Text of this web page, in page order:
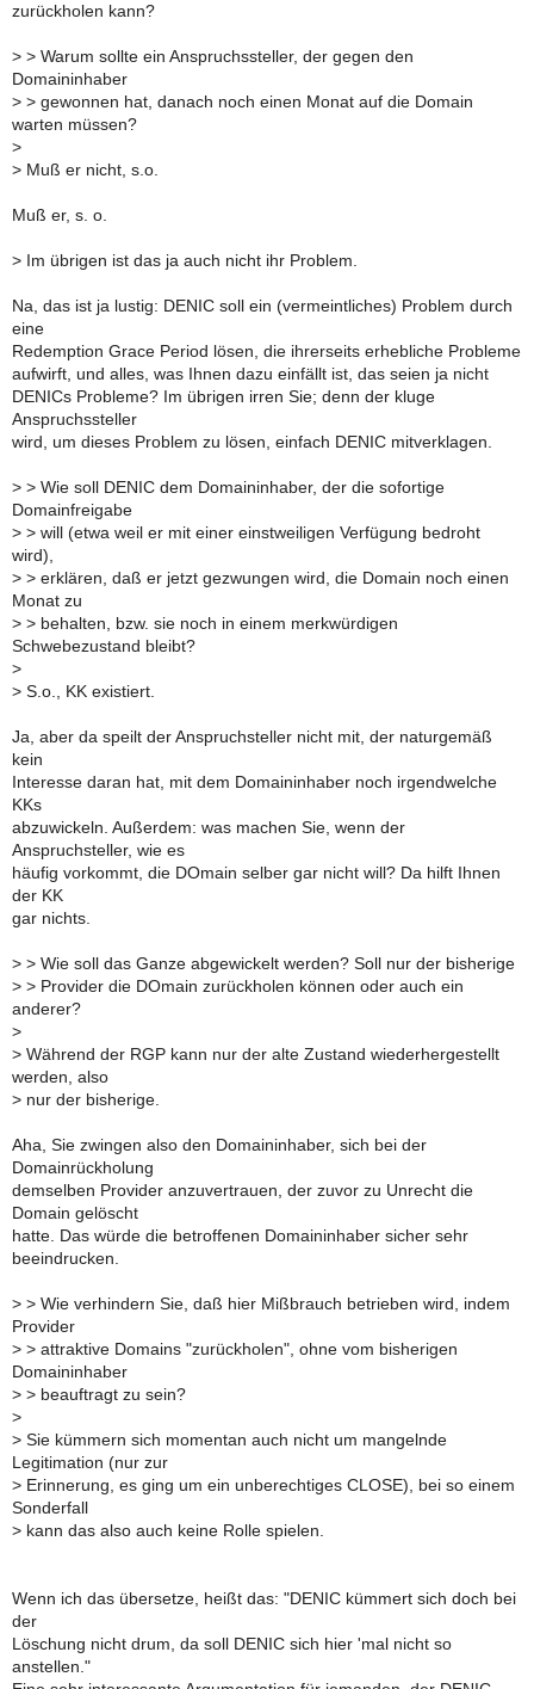
zurückholen kann?
> > Warum sollte ein Anspruchssteller, der gegen den
Domaininhaber
> > gewonnen hat, danach noch einen Monat auf die Domain
warten müssen?
>
> Muß er nicht, s.o.
Muß er, s. o.
> Im übrigen ist das ja auch nicht ihr Problem.
Na, das ist ja lustig: DENIC soll ein (vermeintliches) Problem durch
eine
Redemption Grace Period lösen, die ihrerseits erhebliche Probleme
aufwirft, und alles, was Ihnen dazu einfällt ist, das seien ja nicht
DENICs Probleme? Im übrigen irren Sie; denn der kluge
Anspruchssteller
wird, um dieses Problem zu lösen, einfach DENIC mitverklagen.
> > Wie soll DENIC dem Domaininhaber, der die sofortige
Domainfreigabe
> > will (etwa weil er mit einer einstweiligen Verfügung bedroht
wird),
> > erklären, daß er jetzt gezwungen wird, die Domain noch einen
Monat zu
> > behalten, bzw. sie noch in einem merkwürdigen
Schwebezustand bleibt?
>
> S.o., KK existiert.
Ja, aber da speilt der Anspruchsteller nicht mit, der naturgemäß
kein
Interesse daran hat, mit dem Domaininhaber noch irgendwelche
KKs
abzuwickeln. Außerdem: was machen Sie, wenn der
Anspruchsteller, wie es
häufig vorkommt, die DOmain selber gar nicht will? Da hilft Ihnen
der KK
gar nichts.
> > Wie soll das Ganze abgewickelt werden? Soll nur der bisherige
> > Provider die DOmain zurückholen können oder auch ein
anderer?
>
> Während der RGP kann nur der alte Zustand wiederhergestellt
werden, also
> nur der bisherige.
Aha, Sie zwingen also den Domaininhaber, sich bei der
Domainrückholung
demselben Provider anzuvertrauen, der zuvor zu Unrecht die
Domain gelöscht
hatte. Das würde die betroffenen Domaininhaber sicher sehr
beeindrucken.
> > Wie verhindern Sie, daß hier Mißbrauch betrieben wird, indem
Provider
> > attraktive Domains "zurückholen", ohne vom bisherigen
Domaininhaber
> > beauftragt zu sein?
>
> Sie kümmern sich momentan auch nicht um mangelnde
Legitimation (nur zur
> Erinnerung, es ging um ein unberechtiges CLOSE), bei so einem
Sonderfall
> kann das also auch keine Rolle spielen.
Wenn ich das übersetze, heißt das: "DENIC kümmert sich doch bei
der
Löschung nicht drum, da soll DENIC sich hier 'mal nicht so
anstellen."